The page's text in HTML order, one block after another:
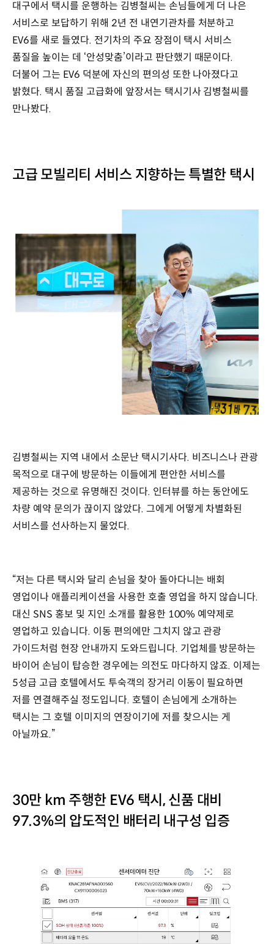
대구에서 택시를 운행하는 김병철씨는 손님들에게 더 나은
서비스로 보답하기 위해 2년 전 내연기관차를 처분하고
EV6를 새로 들였다. 전기차의 주요 장점이 택시 서비스
품질을 높이는 데 ‘안성맞춤’이라고 판단했기 때문이다.
더불어 그는 EV6 덕분에 자신의 편의성 또한 나아졌다고
밝혔다. 택시 품질 고급화에 앞장서는 택시기사 김병철씨를
만나봤다.
고급 모빌리티 서비스 지향하는 특별한 택시
김병철씨는 지역 내에서 소문난 택시기사다. 비즈니스나 관광
목적으로 대구에 방문하는 이들에게 편안한 서비스를
제공하는 것으로 유명해진 것이다. 인터뷰를 하는 동안에도
차량 예약 문의가 끊이지 않았다. 그에게 어떻게 차별화된
서비스를 선사하는지 물었다.
“저는 다른 택시와 달리 손님을 찾아 돌아다니는 배회
영업이나 애플리케이션을 사용한 호출 영업을 하지 않습니다.
대신 SNS 홍보 및 지인 소개를 활용한 100% 예약제로
영업하고 있습니다. 이동 편의에만 그치지 않고 관광
가이드처럼 현장 안내까지 도와드립니다. 기업체를 방문하는
바이어 손님이 탑승한 경우에는 의전도 마다하지 않죠. 이제는
5성급 고급 호텔에서도 투숙객의 장거리 이동이 필요하면
저를 연결해주실 정도입니다. 호텔이 손님에게 소개하는
택시는 그 호텔 이미지의 연장이기에 저를 찾으시는 게
아닐까요.”
30만 km 주행한 EV6 택시, 신품 대비
97.3%의 압도적인 배터리 내구성 입증